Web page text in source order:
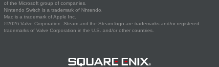
of the Microsoft group of companies.
Nintendo Switch is a trademark of Nintendo.
Mac is a trademark of Apple Inc.
©2026 Valve Corporation. Steam and the Steam logo are trademarks and/or registered
trademarks of Valve Corporation in the U.S. and/or other countries.